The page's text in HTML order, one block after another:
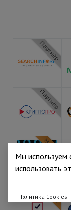
Партнёр
Партнёр
Медиа
Медиа
Мы используем
использовать
Политика Cookies